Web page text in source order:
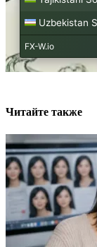
Читайте также